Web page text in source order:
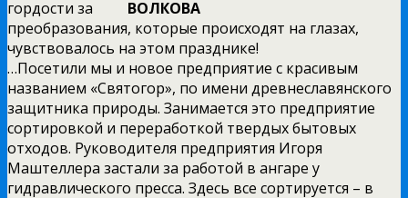
гордости за
преобразования, которые происходят на глазах,
чувствовалось на этом празднике!
…Посетили мы и новое предприятие с красивым
названием «Святогор», по имени древнеславянского
защитника природы. Занимается это предприятие
сортировкой и переработкой твердых бытовых
отходов. Руководителя предприятия Игоря
Маштеллера застали за работой в ангаре у
гидравлического пресса. Здесь все сортируется – в